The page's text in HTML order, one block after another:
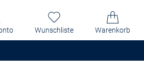
Wunschliste Warenkorb